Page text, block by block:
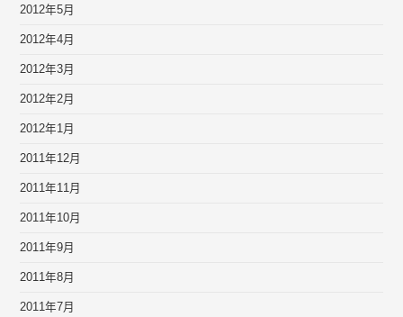
2012年5月
2012年4月
2012年3月
2012年2月
2012年1月
2011年12月
2011年11月
2011年10月
2011年9月
2011年8月
2011年7月